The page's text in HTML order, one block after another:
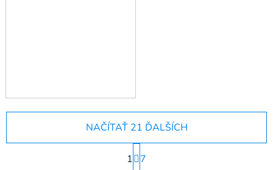
NAČÍTAŤ 21 ĎALŠÍCH
S
t
1
7